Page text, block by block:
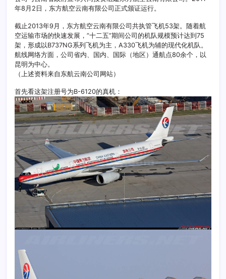
年8月2日，东方航空云南有限公司正式颁证运行。
截止2013年9月，东方航空云南有限公司共执管飞机53架。随着航
空运输市场的快速发展，”十二五”期间公司的机队规模预计达到75
架，形成以B737NG系列飞机为主，A330飞机为辅的现代化机队。
航线网络方面，公司省内、国内、国际（地区）通航点80余个，以
昆明为中心。
（上述资料来自东航云南公司网站）
首先看这架注册号为B-6120的真机：